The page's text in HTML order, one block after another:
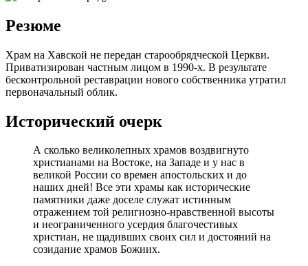
Резюме
Храм на Хавской не передан старообрядческой Церкви.
Приватизирован частным лицом в 1990-х. В результате
бесконтрольной реставрации нового собственника утратил
первоначальный облик.
Исторический очерк
А сколько великолепных храмов воздвигнуто
христианами на Востоке, на Западе и у нас в
великой России со времен апостольских и до
наших дней! Все эти храмы как исторические
памятники даже доселе служат истинным
отражением той религиозно-нравственной высоты
и неограниченного усердия благочестивых
христиан, не щадивших своих сил и достояний на
созидание храмов Божиих.